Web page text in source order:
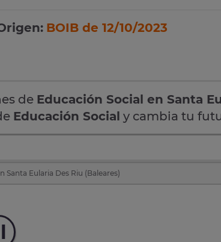
BOIB de 12/10/2023
de Educación Social en Santa
Educación Social y cambia tu
Santa Eularia Des Riu (Baleares)